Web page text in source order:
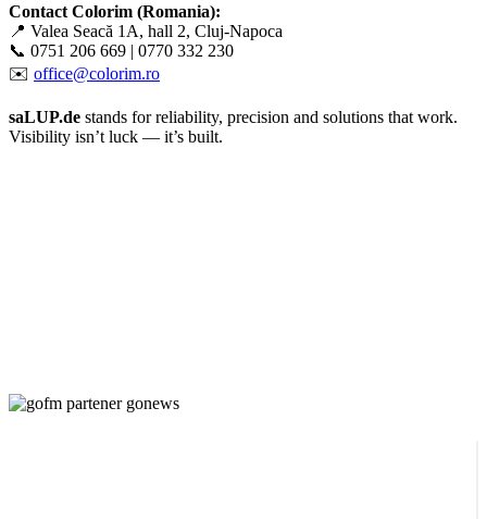
Contact Colorim (Romania):
📍 Valea Seacă 1A, hall 2, Cluj-Napoca
📞 0751 206 669 | 0770 332 230
✉️ office@colorim.ro
saLUP.de stands for reliability, precision and solutions that work.
Visibility isn’t luck — it’s built.